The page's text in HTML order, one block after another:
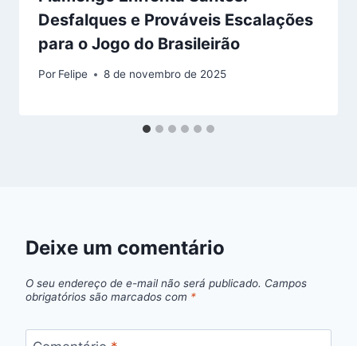
Desfalques e Prováveis Escalações
para o Jogo do Brasileirão
Por Felipe 8 de novembro de 2025
Deixe um comentário
O seu endereço de e-mail não será publicado. Campos
obrigatórios são marcados com *